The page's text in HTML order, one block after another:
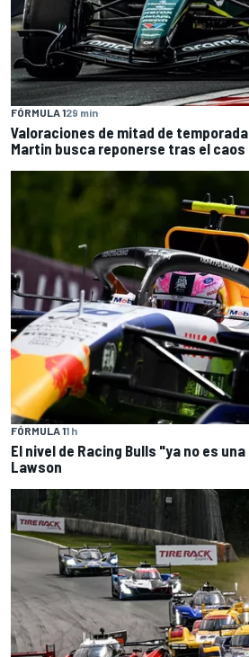
FÓRMULA 129 min
Valoraciones de mitad de
Martin busca reponerse tras el
FÓRMULA 11 h
El nivel de Racing Bulls "ya no es
Lawson